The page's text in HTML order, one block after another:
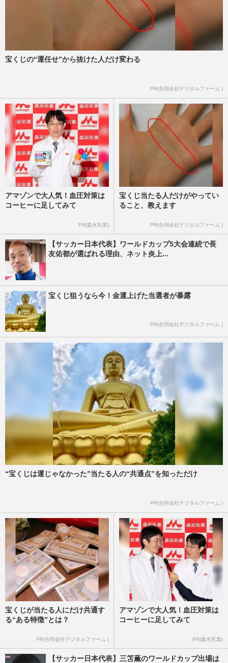
宝くじの“運任せ”から抜けた人だけ変わる
PR(合同会社デジタルファーム )
アマゾンで大人気！血圧対策は
コーヒーに足してみて
PR(森永乳業)
宝くじ当たる人だけがやってい
ること、教えます
PR(合同会社デジタルファーム )
【サッカー日本代表】ワールドカップ5大会連続で長
友佑都が選ばれる理由、ネット炎上...
宝くじ狙うなら今！金運上げた当選者が暴露
PR(合同会社デジタルファーム )
“宝くじは運じゃなかった”当たる人の“共通点”を知っただけ
PR(合同会社デジタルファーム )
宝くじが当たる人にだけ共通す
る“ある特徴”とは？
PR(合同会社デジタルファーム )
アマゾンで大人気！血圧対策は
コーヒーに足してみて
PR(森永乳業)
【サッカー日本代表】三笘薫のワールドカップ出場は